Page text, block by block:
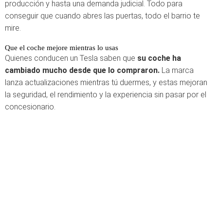
producción y hasta una demanda judicial. Todo para
conseguir que cuando abres las puertas, todo el barrio te
mire.
Que el coche mejore mientras lo usas
Quienes conducen un Tesla saben que su coche ha
cambiado mucho desde que lo compraron. La marca
lanza actualizaciones mientras tú duermes, y estas mejoran
la seguridad, el rendimiento y la experiencia sin pasar por el
concesionario.